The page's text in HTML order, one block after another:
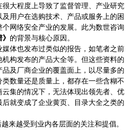
大程度上导致了监督管理、产业研究
用户在选购技术、产品或服务上的困
网络安全产业的发展。此为数世咨询
的背景与核心原因。
体也发布过类似的报告，如笔者之前
构发布的产品大全等。但这些资料的
及厂商企业的覆盖面上，以尽量多的
数量还是质量上，都存在一些含糊不
集的情况下，无法体现出领先者、优
就变成了企业黄页、目录大全之类的
来越受到业内各层面的关注和提倡。